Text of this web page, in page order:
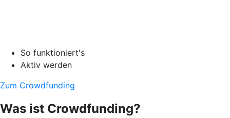
So funktioniert's
Aktiv werden
Zum Crowdfunding
Was ist Crowdfunding?